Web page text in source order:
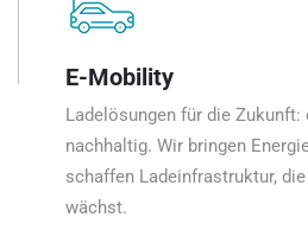
E-Mobility
Ladelösungen für die Zukunft:
nachhaltig. Wir bringen
schaffen Ladeinfrastruktur,
wächst.